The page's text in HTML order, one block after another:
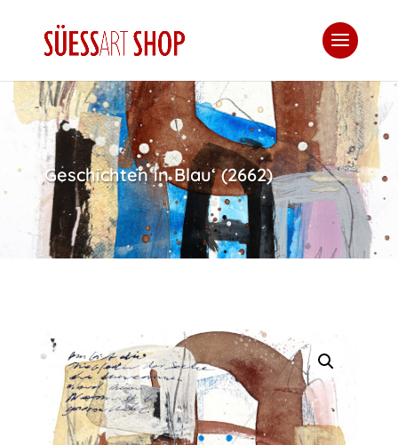
‚Geschichten in Blau‘ (2662)